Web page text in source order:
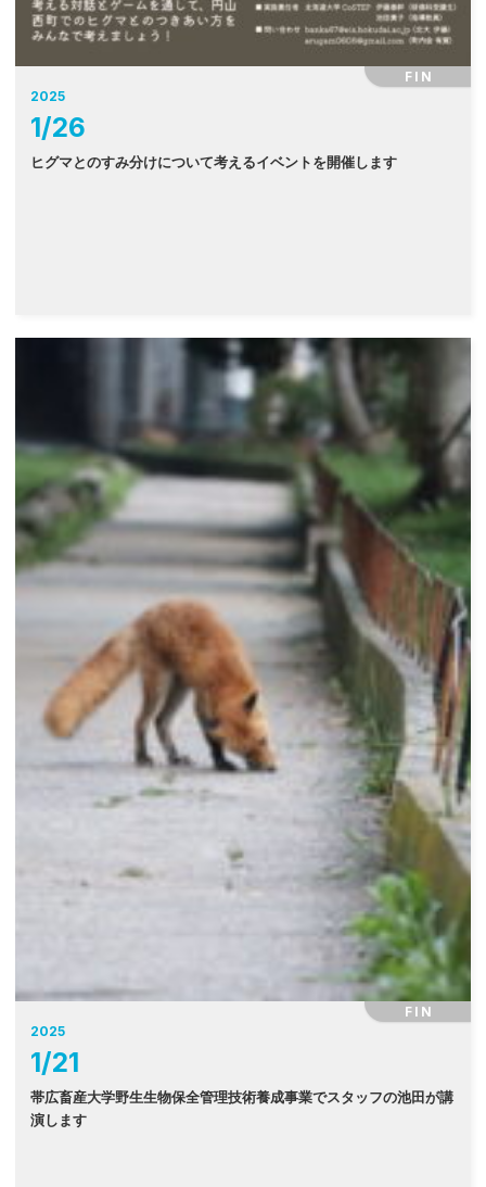
FIN
2025
1/26
ヒグマとのすみ分けについて考えるイベントを開催します
FIN
2025
1/21
帯広畜産大学野生生物保全管理技術養成事業でスタッフの池田が講
演します